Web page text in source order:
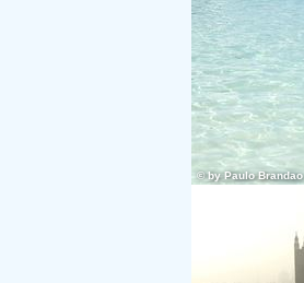
© byPaulo Brandao